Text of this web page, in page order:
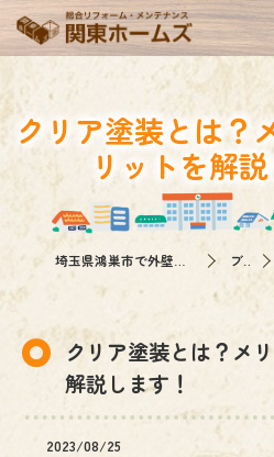
クリア塗装とは？
リットを解
ブログ
クリア塗装とは？メ
解説します！
2023/08/25